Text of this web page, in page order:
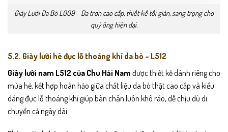
Giày Lười Da Bò L009 – Da trơn cao cấp, thiết kế tối giản, sang trọng cho
quý ông hiện đại.
5.2. Giày lười hè đục lỗ thoáng khí da bò – L512
Giày lười nam L512 của Chu Hải Nam được thiết kế dành riêng cho
mùa hè, kết hợp hoàn hảo giữa chất liệu da bò thật cao cấp và kiểu
dáng đục lỗ thoáng khí giúp bàn chân luôn khô ráo, dễ chịu dù di
chuyển cả ngày dài.